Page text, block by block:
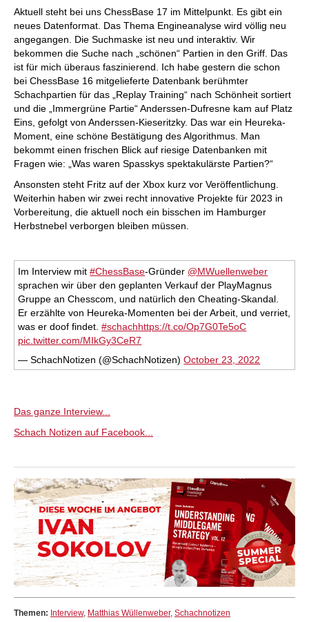
Aktuell steht bei uns ChessBase 17 im Mittelpunkt. Es gibt ein
neues Datenformat. Das Thema Engineanalyse wird völlig neu
angegangen. Die Suchmaske ist neu und interaktiv. Wir
bekommen die Suche nach „schönen“ Partien in den Griff. Das
ist für mich überaus faszinierend. Ich habe gestern die schon
bei ChessBase 16 mitgelieferte Datenbank berühmter
Schachpartien für das „Replay Training“ nach Schönheit sortiert
und die „Immergrüne Partie“ Anderssen-Dufresne kam auf Platz
Eins, gefolgt von Anderssen-Kieseritzky. Das war ein Heureka-
Moment, eine schöne Bestätigung des Algorithmus. Man
bekommt einen frischen Blick auf riesige Datenbanken mit
Fragen wie: „Was waren Spasskys spektakulärste Partien?“
Ansonsten steht Fritz auf der Xbox kurz vor Veröffentlichung.
Weiterhin haben wir zwei recht innovative Projekte für 2023 in
Vorbereitung, die aktuell noch ein bisschen im Hamburger
Herbstnebel verborgen bleiben müssen.
Im Interview mit#ChessBase-Gründer @MWuellenweber
sprachen wir über den geplanten Verkauf der PlayMagnus
Gruppe an Chesscom, und natürlich den Cheating-Skandal.
Er erzählte von Heureka-Momenten bei der Arbeit, und verriet,
was er doof findet.#schachhttps://t.co/Op7G0Te5oC
pic.twitter.com/MIkGy3CeR7
— SchachNotizen (@SchachNotizen)October 23, 2022
Das ganze Interview...
Schach Notizen auf Facebook...
Themen: Interview, Matthias Wüllenweber, Schachnotizen